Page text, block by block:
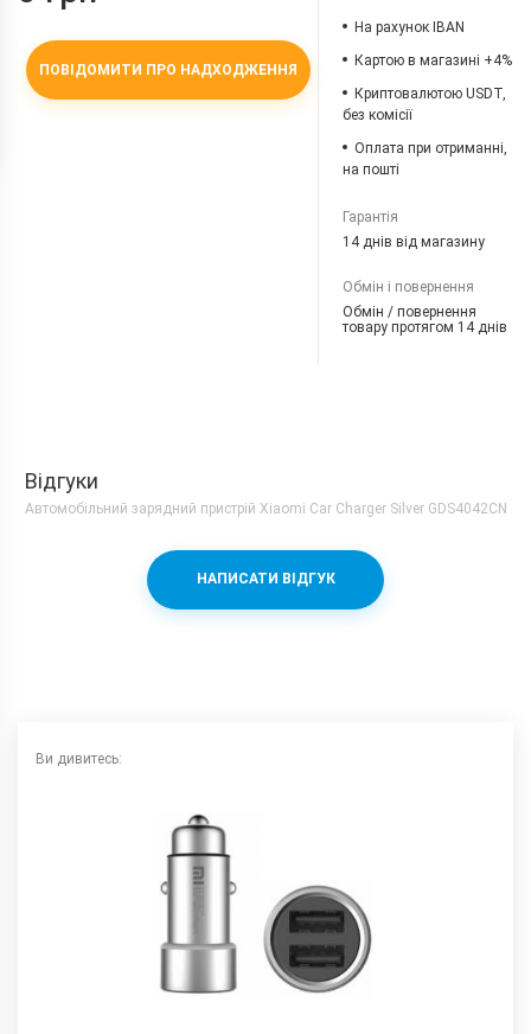
ПОВІДОМИТИ ПРО НАДХОДЖЕННЯ
На рахунок IBAN
Картою в магазині +4%
Криптовалютою USDT,
без комісії
Оплата при отриманні,
на пошті
Гарантія
14 днів від магазину
Обмін і повернення
Обмін / повернення
товару протягом 14 днів
Відгуки
Автомобільний зарядний пристрій Xiaomi Car Charger Silver GDS4042CN
НАПИСАТИ ВІДГУК
Ви дивитесь: